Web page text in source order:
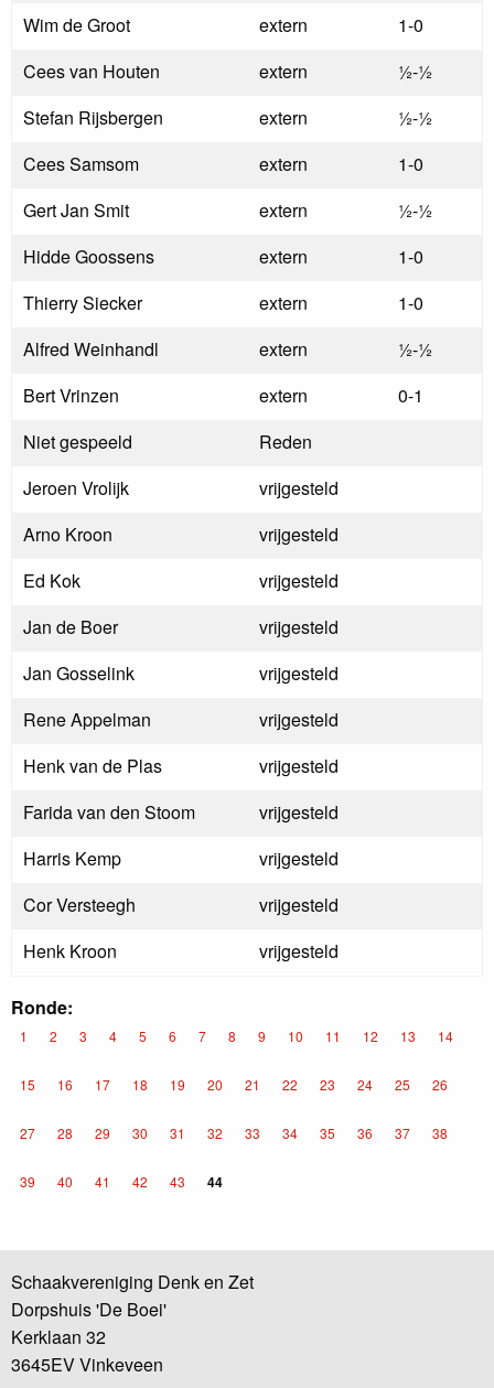
Wim de Groot
extern
1-0
Cees van Houten
extern
½-½
Stefan Rijsbergen
extern
½-½
Cees Samsom
extern
1-0
Gert Jan Smit
extern
½-½
Hidde Goossens
extern
1-0
Thierry Siecker
extern
1-0
Alfred Weinhandl
extern
½-½
Bert Vrinzen
extern
0-1
Niet gespeeld
Reden
Jeroen Vrolijk
vrijgesteld
Arno Kroon
vrijgesteld
Ed Kok
vrijgesteld
Jan de Boer
vrijgesteld
Jan Gosselink
vrijgesteld
Rene Appelman
vrijgesteld
Henk van de Plas
vrijgesteld
Farida van den Stoom
vrijgesteld
Harris Kemp
vrijgesteld
Cor Versteegh
vrijgesteld
Henk Kroon
vrijgesteld
Ronde:
1 2 3 4 5 6 7 8 9 10 11 12 13 14
15 16 17 18 19 20 21 22 23 24 25 26
27 28 29 30 31 32 33 34 35 36 37 38
39 40 41 42 43 44
Schaakvereniging Denk en Zet
Dorpshuis 'De Boei'
Kerklaan 32
3645EV Vinkeveen